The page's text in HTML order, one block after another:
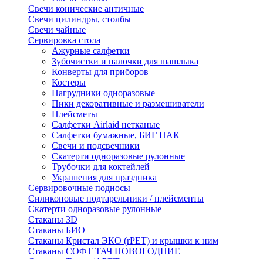
Свечи конические античные
Свечи цилиндры, столбы
Свечи чайные
Сервировка стола
Ажурные салфетки
Зубочистки и палочки для шашлыка
Конверты для приборов
Костеры
Нагрудники одноразовые
Пики декоративные и размешиватели
Плейсметы
Салфетки Airlaid нетканые
Салфетки бумажные, БИГ ПАК
Свечи и подсвечники
Скатерти одноразовые рулонные
Трубочки для коктейлей
Украшения для праздника
Сервировочные подносы
Силиконовые подтарельники / плейсменты
Скатерти одноразовые рулонные
Стаканы 3D
Стаканы БИО
Стаканы Кристал ЭКО (rPET) и крышки к ним
Стаканы СОФТ ТАЧ НОВОГОДНИЕ